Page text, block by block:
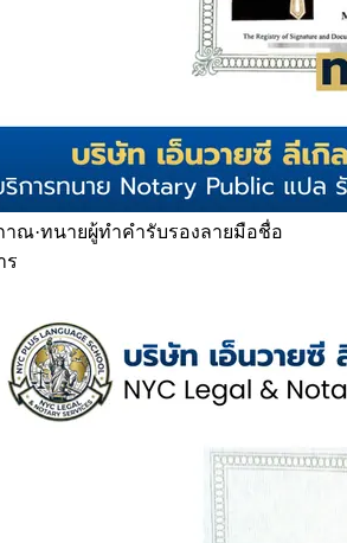
าณ·ทนายผู้ทำคำรับรองลายมือชื่อ
ร